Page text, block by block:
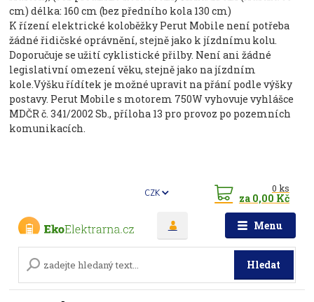
cm) délka: 160 cm (bez předního kola 130 cm)
K řízení elektrické koloběžky Perut Mobile není potřeba
žádné řidičské oprávnění, stejně jako k jízdnímu kolu.
Doporučuje se užití cyklistické přilby. Není ani žádné
legislativní omezení věku, stejně jako na jízdním
kole.Výšku řídítek je možné upravit na přání podle výšky
postavy. Perut Mobile s motorem 750W vyhovuje vyhlášce
MDČR č. 341/2002 Sb., příloha 13 pro provoz po pozemních
komunikacích.
Menu
CZK
Hledat
0 ks
za0,00 Kč